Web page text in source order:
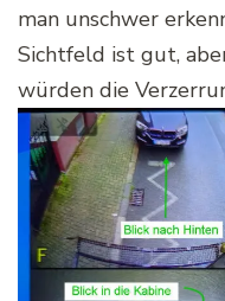
man unschwer
Sichtfeld ist gut,
würden die